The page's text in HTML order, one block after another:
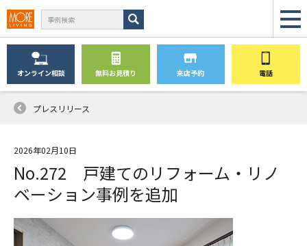
オンライン相談 無料お見積り 来店予約 電話
プレスリリース
2026年02月10日
No.272 戸建てのリフォーム・リノ
ベーション事例を追加